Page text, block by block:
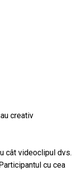
creativ
cât videoclipul dvs.
cu cea